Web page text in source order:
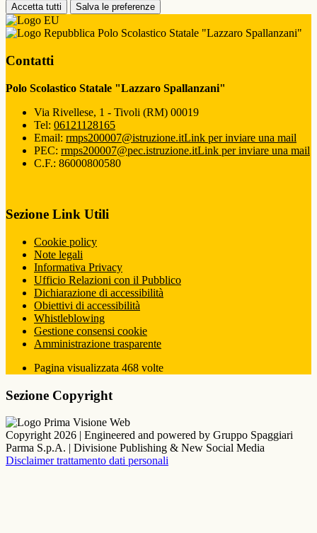
Accetta tutti Salva le preferenze
Polo Scolastico Statale "Lazzaro Spallanzani"
Contatti
Polo Scolastico Statale "Lazzaro Spallanzani"
Via Rivellese, 1 - Tivoli (RM) 00019
Tel: 06121128165
Email: rmps200007@istruzione.itLink per inviare una mail
PEC: rmps200007@pec.istruzione.itLink per inviare una mail
C.F.: 86000800580
Sezione Link Utili
Cookie policy
Note legali
Informativa Privacy
Ufficio Relazioni con il Pubblico
Dichiarazione di accessibilità
Obiettivi di accessibilità
Whistleblowing
Gestione consensi cookie
Amministrazione trasparente
Pagina visualizzata 468 volte
Sezione Copyright
Copyright 2026 | Engineered and powered by Gruppo Spaggiari
Parma S.p.A. | Divisione Publishing & New Social Media
Disclaimer trattamento dati personali